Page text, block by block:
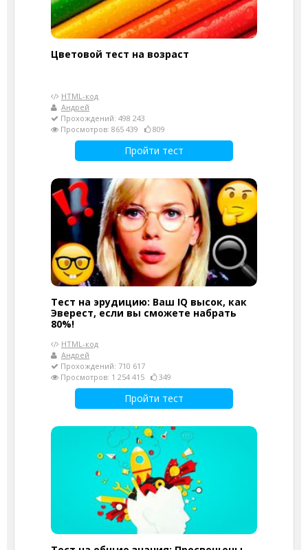
Цветовой тест на возраст
HTML-код
Андрей
Прохождений: 498 243
Просмотров: 865 439
809
Пройти тест
Тест на эрудицию: Ваш IQ высок, как
Эверест, если вы сможете набрать
80%!
HTML-код
Андрей
Прохождений: 710 617
Просмотров: 1 254 415
349
Пройти тест